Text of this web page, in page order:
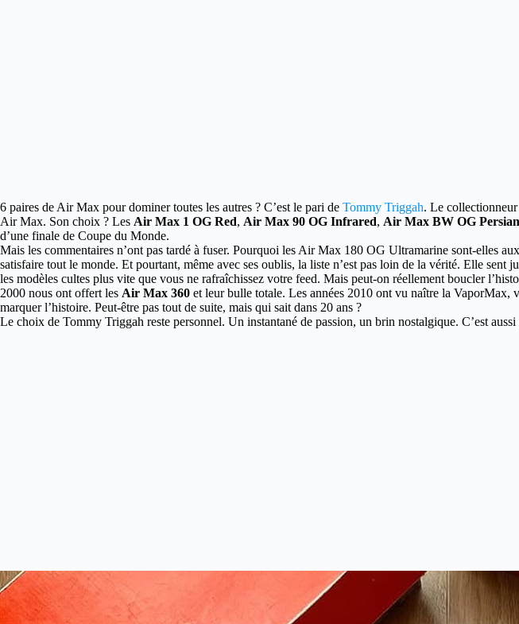
6 paires de Air Max pour dominer toutes les autres ? C’est le pari de Tommy Triggah. Le collectionneur
Air Max. Son choix ? Les Air Max 1 OG Red, Air Max 90 OG Infrared, Air Max BW OG
d’une finale de Coupe du Monde.
Mais les commentaires n’ont pas tardé à fuser. Pourquoi les Air Max 180 OG Ultramarine sont-elles
satisfaire tout le monde. Et pourtant, même avec ses oublis, la liste n’est pas loin de la vérité. Elle
les modèles cultes plus vite que vous ne rafraîchissez votre feed. Mais peut-on réellement boucler
2000 nous ont offert les Air Max 360 et leur bulle totale. Les années 2010 ont vu naître la VaporMax,
marquer l’histoire. Peut-être pas tout de suite, mais qui sait dans 20 ans ?
Le choix de Tommy Triggah reste personnel. Un instantané de passion, un brin nostalgique. C’est